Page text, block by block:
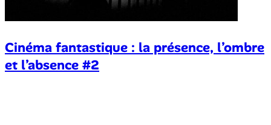
Cinéma fantastique : la présence, l’ombre
et l’absence #2